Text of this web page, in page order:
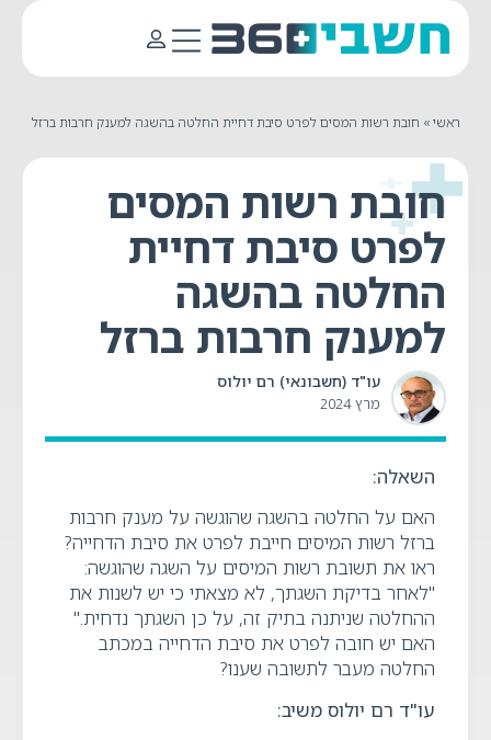
ראשי» חובת רשות המסים לפרט סיבת דחיית החלטה בהשגה למענק חרבות ברזל
חובת רשות המסים
לפרט סיבת דחיית
החלטה בהשגה
למענק חרבות ברזל
עו"ד (חשבונאי) רם יולוס
מרץ 2024
השאלה:
האם על החלטה בהשגה שהוגשה על מענק חרבות
ברזל רשות המיסים חייבת לפרט את סיבת הדחייה?
ראו את תשובת רשות המיסים על השגה שהוגשה:
"לאחר בדיקת השגתך, לא מצאתי כי יש לשנות את
ההחלטה שניתנה בתיק זה, על כן השגתך נדחית."
האם יש חובה לפרט את סיבת הדחייה במכתב
החלטה מעבר לתשובה שענו?
עו"ד רם יולוס משיב: